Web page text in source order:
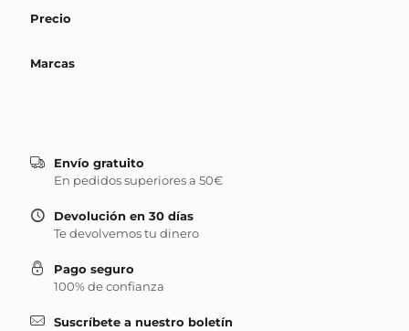
Precio
Marcas
Envío gratuito
En pedidos superiores a 50€
Devolución en 30 días
Te devolvemos tu dinero
Pago seguro
100% de confianza
Suscríbete a nuestro boletín